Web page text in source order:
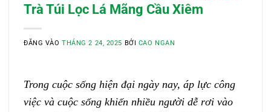
Trà Túi Lọc Lá Mãng Cầu Xiêm
ĐĂNG VÀOTHÁNG 2 24, 2025 BỞI CAO NGAN
Trong cuộc sống hiện đại ngày nay, áp lực công
việc và cuộc sống khiến nhiều người dễ rơi vào